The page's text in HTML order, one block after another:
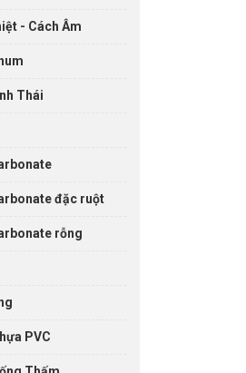
- Cách Âm
Thái
đặc ruột
rỗng
PVC